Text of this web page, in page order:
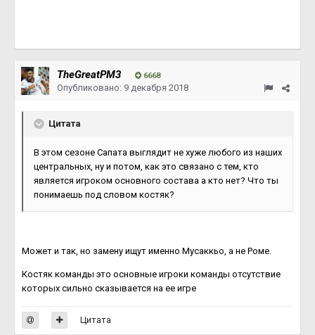
TheGreatPM3 6668
Опубликовано: 9 декабря 2018
Цитата
В этом сезоне Сапата выглядит не хуже любого из наших
центральных, ну и потом, как это связано с тем, кто
является игроком основного состава а кто нет? Что ты
понимаешь под словом костяк?
Может и так, но замену ищут именно Мусаккьо, а не Роме.
Костяк команды это основные игроки команды отсутствие
которых сильно сказывается на ее игре
Цитата